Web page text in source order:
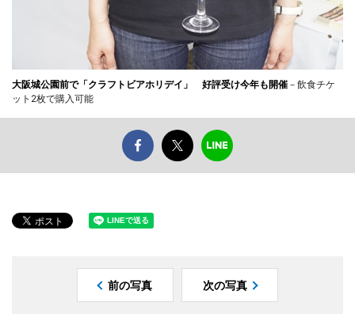
大阪城公園前で「クラフトビアホリデイ」 好評受け今年も開催 －飲食チケ
ット2枚で購入可能
前の写真 次の写真